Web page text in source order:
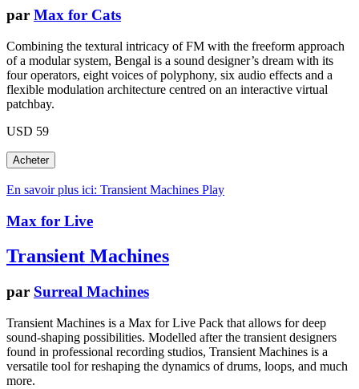
par Max for Cats
Combining the textural intricacy of FM with the freeform approach
of a modular system, Bengal is a sound designer’s dream with its
four operators, eight voices of polyphony, six audio effects and a
flexible modulation architecture centred on an interactive virtual
patchbay.
USD 59
En savoir plus ici: Transient Machines Play
Max for Live
Transient Machines
par Surreal Machines
Transient Machines is a Max for Live Pack that allows for deep
sound-shaping possibilities. Modelled after the transient designers
found in professional recording studios, Transient Machines is a
versatile tool for reshaping the dynamics of drums, loops, and much
more.